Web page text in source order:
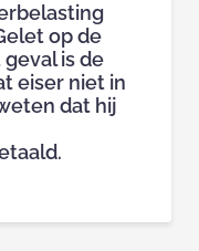
op de
is de
eiser niet in
dat hij